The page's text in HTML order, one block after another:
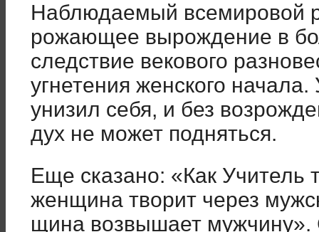
Наблюдаемый всемировой
рожающее вырождение в
след­ствие векового
угнетения женского
унизил себя, и без
дух не может подняться.
Еще сказано: «Как Учитель
женщина творит через
щина возвышает